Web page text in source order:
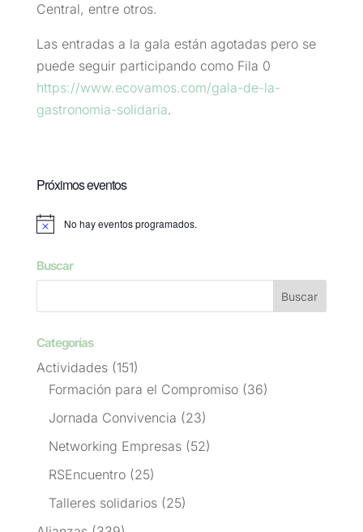
Central, entre otros.
Las entradas a la gala están agotadas pero se
puede seguir participando como Fila 0
https://www.ecovamos.com/gala-de-la-
gastronomia-solidaria.
Próximos eventos
Aviso No hay eventos programados.
Buscar
Categorías
Actividades(151)
Formación para el Compromiso(36)
Jornada Convivencia (23)
Networking Empresas(52)
RSEncuentro(25)
Talleres solidarios(25)